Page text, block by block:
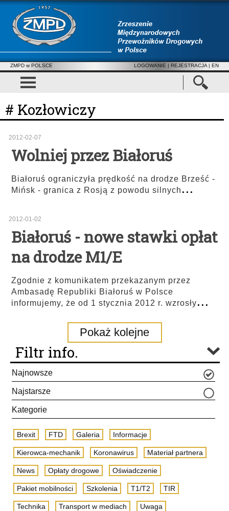
ZMPD w POLSCE LOGOWANIE | REJESTRACJA | EN
# Kozłowiczy
2012-02-07
Wolniej przez Białoruś
Białoruś ograniczyła prędkość na drodze Brześć -
Mińsk - granica z Rosją z powodu silnych...
2012-01-02
Białoruś - nowe stawki opłat
na drodze M1/E
Zgodnie z komunikatem przekazanym przez
Ambasadę Republiki Białoruś w Polsce
informujemy, że od 1 stycznia 2012 r. wzrosły...
Pokaż kolejne
Filtr info.
Najnowsze
Najstarsze
Kategorie
Brexit FTD Galeria Informacje
Kierowca-mechanik Koronawirus Materiał partnera
News Opłaty drogowe Oświadczenie
Pakiet mobilności Szkolenia T1/T2 TIR
Technika Transport w mediach Uwaga